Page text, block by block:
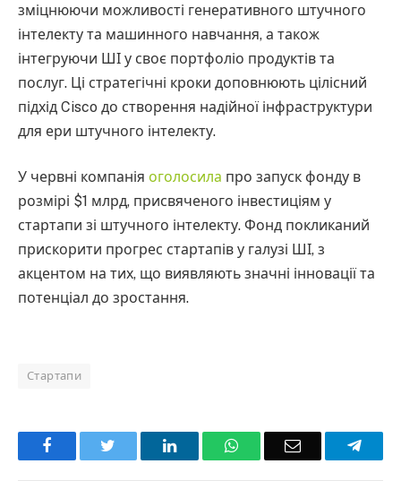
зміцнюючи можливості генеративного штучного
інтелекту та машинного навчання, а також
інтегруючи ШІ у своє портфоліо продуктів та
послуг. Ці стратегічні кроки доповнюють цілісний
підхід Cisco до створення надійної інфраструктури
для ери штучного інтелекту.
У червні компанія оголосила про запуск фонду в
розмірі $1 млрд, присвяченого інвестиціям у
стартапи зі штучного інтелекту. Фонд покликаний
прискорити прогрес стартапів у галузі ШІ, з
акцентом на тих, що виявляють значні інновації та
потенціал до зростання.
Стартапи
Facebook LinkedInWhatsAppEmail